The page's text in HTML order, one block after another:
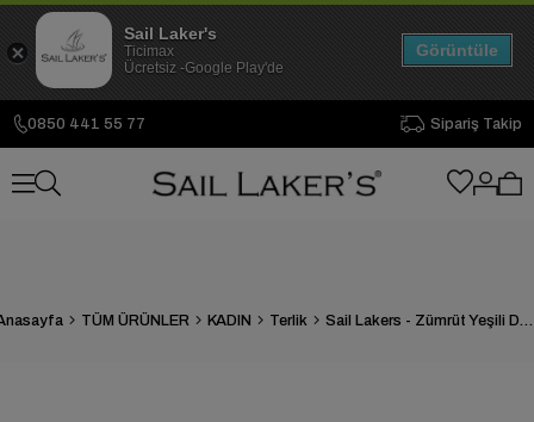
0850 441 55 77 Sipariş Takip
TÜM ÜRÜNLER KADIN Terlik Sail Lakers - Zümrüt Yeşili Deri Kadın Ev Terliği
Sail Laker's
Ticimax
Ücretsiz -Google Play'de
Görüntüle